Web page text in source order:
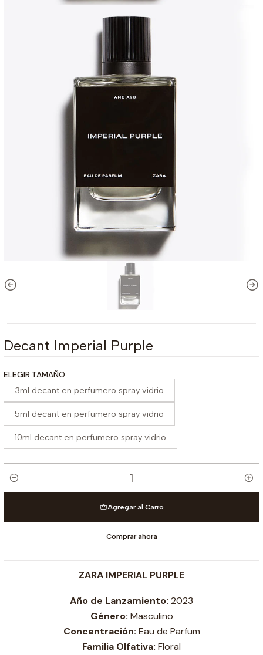
Decant Imperial Purple
ELEGIR TAMAÑO
3ml decant en perfumero spray vidrio
5ml decant en perfumero spray vidrio
10ml decant en perfumero spray vidrio
Cantidad
Agregar al Carro
Comprar ahora
ZARA IMPERIAL PURPLE
Año de Lanzamiento: 2023
Género: Masculino
Concentración: Eau de Parfum
Familia Olfativa: Floral